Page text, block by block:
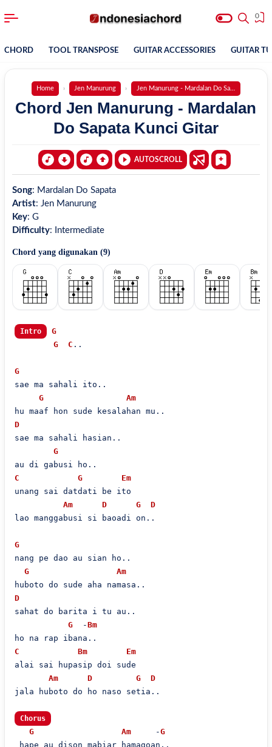
0
CHORD TOOL TRANSPOSE GUITAR ACCESSORIES GUITAR
Home Jen Manurung Jen Manurung - Mardalan Do Sapata
Chord Jen Manurung - Mardalan
Do Sapata Kunci Gitar
AUTOSCROLL
Song: Mardalan Do Sapata
Artist: Jen Manurung
Key: G
Difficulty: Intermediate
Chord yang digunakan (9)
Intro
G
G
C ..
G
sae ma sahali ito..
G
Am
D
sae ma sahali hasian..
G
C
G
Em
unang sai datdati be ito
Am
D G
D
lao manggabusi si baoadi on..
G
nang pe dao au sian ho..
G
Am
D
sahat do barita i tu au..
G
  -
Bm
C
Bm
Em
alai sai hupasip doi sude
Am
D G
D
jala huboto do ho naso setia..
Chorus
G Am
     -
G
hape au dison mabiar hamagoan..